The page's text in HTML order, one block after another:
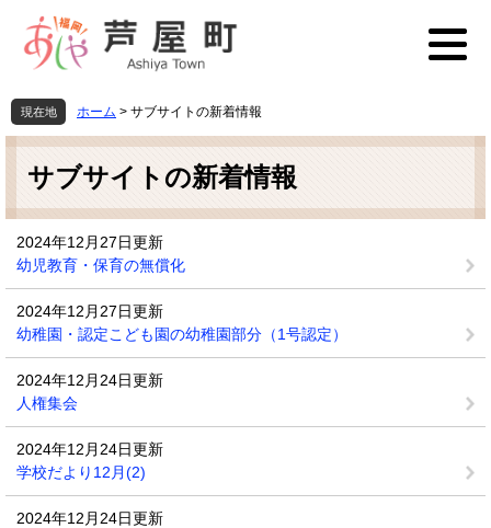
先
頭
を
飛
本
現在地 ホーム > サブサイトの新着情報
本
サブサイトの新着情報
2024年12月27日更新
幼児教育・保育の無償化
2024年12月27日更新
幼稚園・認定こども園の幼稚園部分（1号認定）
2024年12月24日更新
人権集会
2024年12月24日更新
学校だより12月(2)
2024年12月24日更新